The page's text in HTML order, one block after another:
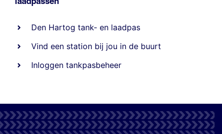
Den Hartog tank- en laadpas
Vind een station bij jou in de buurt
Inloggen tankpasbeheer